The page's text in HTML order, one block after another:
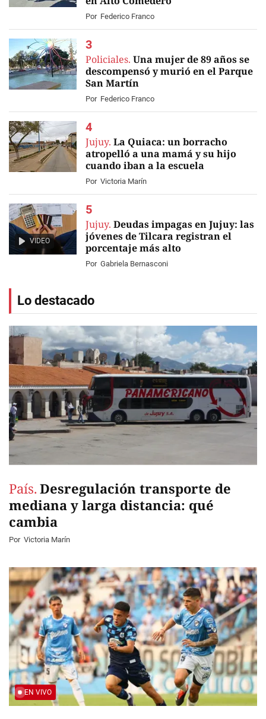
Por Federico Franco
Policiales. Una mujer de 89 años se
descompensó y murió en el Parque
San Martín
Por Federico Franco
Jujuy. La Quiaca: un borracho
atropelló a una mamá y su hijo
cuando iban a la escuela
Por Victoria Marín
VIDEO
Jujuy. Deudas impagas en Jujuy: las
jóvenes de Tilcara registran el
porcentaje más alto
Por Gabriela Bernasconi
Lo destacado
País. Desregulación transporte de
mediana y larga distancia: qué
cambia
Por Victoria Marín
EN VIVO